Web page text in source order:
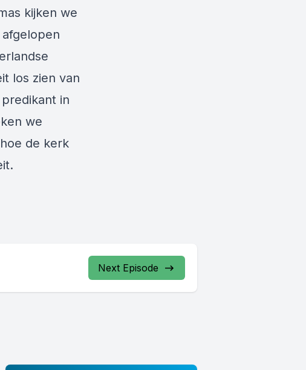
kijken we
los zien van
in
we
de kerk
Next Episode